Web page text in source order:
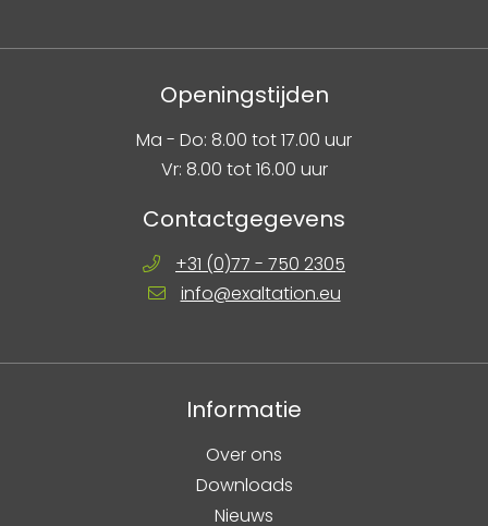
Openingstijden
Ma - Do: 8.00 tot 17.00 uur
Vr: 8.00 tot 16.00 uur
Contactgegevens
+31 (0)77 - 750 2305
info@exaltation.eu
Informatie
Over ons
Downloads
Nieuws